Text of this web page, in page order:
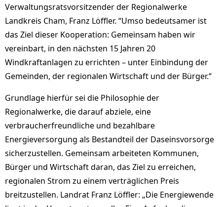
Verwaltungsratsvorsitzender der Regionalwerke
Landkreis Cham, Franz Löffler. “Umso bedeutsamer ist
das Ziel dieser Kooperation: Gemeinsam haben wir
vereinbart, in den nächsten 15 Jahren 20
Windkraftanlagen zu errichten – unter Einbindung der
Gemeinden, der regionalen Wirtschaft und der Bürger.“
Grundlage hierfür sei die Philosophie der
Regionalwerke, die darauf abziele, eine
verbraucherfreundliche und bezahlbare
Energieversorgung als Bestandteil der Daseinsvorsorge
sicherzustellen. Gemeinsam arbeiteten Kommunen,
Bürger und Wirtschaft daran, das Ziel zu erreichen,
regionalen Strom zu einem verträglichen Preis
breitzustellen. Landrat Franz Löffler: „Die Energiewende